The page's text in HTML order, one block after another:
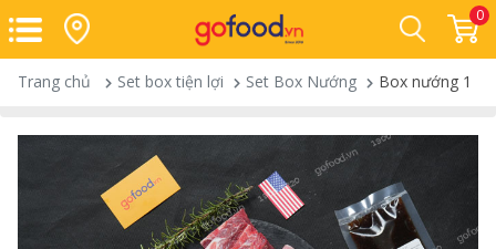
0
Trang chủ Set box tiện lợi Set Box Nướng Box nướng 1